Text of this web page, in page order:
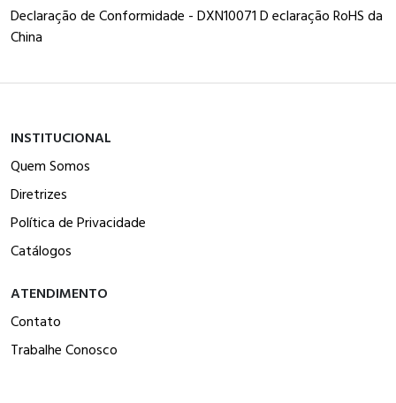
Declaração de Conformidade - DXN10071 D eclaração RoHS da
China
INSTITUCIONAL
Quem Somos
Diretrizes
Política de Privacidade
Catálogos
ATENDIMENTO
Contato
Trabalhe Conosco